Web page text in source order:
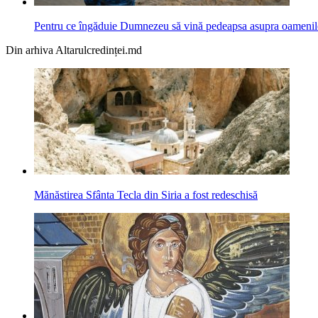
Pentru ce îngăduie Dumnezeu să vină pedeapsa asupra
Din arhiva Altarulcredinței.md
Mănăstirea Sfânta Tecla din Siria a fost redeschisă